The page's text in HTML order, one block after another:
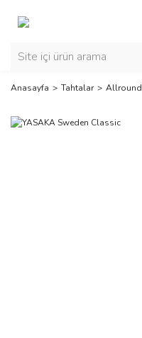
Anasayfa Tahtalar Allround